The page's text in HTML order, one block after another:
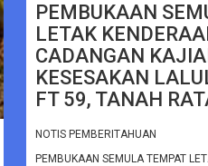
PEMBUKAAN
LETAK
CADANGAN
KESESAKAN
FT 59, TANAH
NOTIS PEMBERITAHUAN
PEMBUKAAN SEMULA TEMPAT